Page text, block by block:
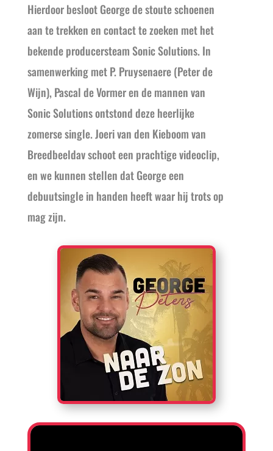
Hierdoor besloot George de stoute schoenen
aan te trekken en contact te zoeken met het
bekende producersteam Sonic Solutions. In
samenwerking met P. Pruysenaere (Peter de
Wijn), Pascal de Vormer en de mannen van
Sonic Solutions ontstond deze heerlijke
zomerse single. Joeri van den Kieboom van
Breedbeeldav schoot een prachtige videoclip,
en we kunnen stellen dat George een
debuutsingle in handen heeft waar hij trots op
mag zijn.